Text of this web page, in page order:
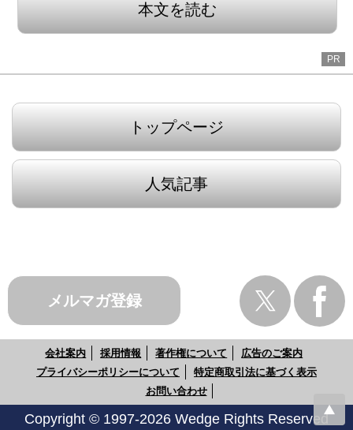
本文を読む
PR
トップページ
人気記事
メルマガ登録
会社案内 採用情報 著作権について
広告のご案内
プライバシーポリシーについて
特定商取引法に基づく表示
お問い合わせ
Copyright © 1997-2026 Wedge Rights Reserved